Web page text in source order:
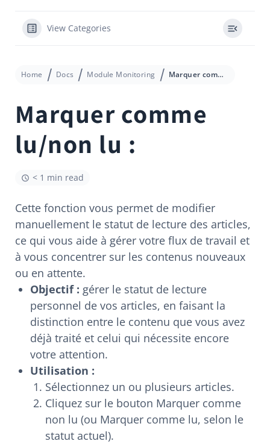
View Categories
Home Docs Module Monitoring Marquer comme lu/non lu :
Marquer comme
lu/non lu :
< 1 min read
Cette fonction vous permet de modifier
manuellement le statut de lecture des articles,
ce qui vous aide à gérer votre flux de travail et
à vous concentrer sur les contenus nouveaux
ou en attente.
Objectif : gérer le statut de lecture
personnel de vos articles, en faisant la
distinction entre le contenu que vous avez
déjà traité et celui qui nécessite encore
votre attention.
Utilisation :
Sélectionnez un ou plusieurs articles.
Cliquez sur le bouton Marquer comme
non lu (ou Marquer comme lu, selon le
statut actuel).